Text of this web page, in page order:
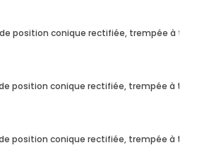
position conique rectifiée, trempée à
position conique rectifiée, trempée à
position conique rectifiée, trempée à